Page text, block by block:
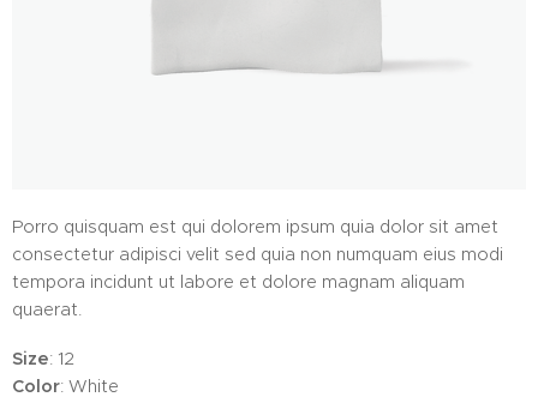
Porro quisquam est qui dolorem ipsum quia dolor sit amet
consectetur adipisci velit sed quia non numquam eius modi
tempora incidunt ut labore et dolore magnam aliquam
quaerat.
Size: 12
Color: White